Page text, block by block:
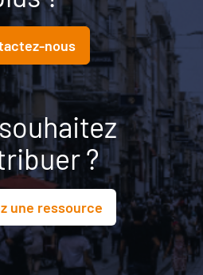
pour transformer une
projet territorial.
nous
?
une ressource